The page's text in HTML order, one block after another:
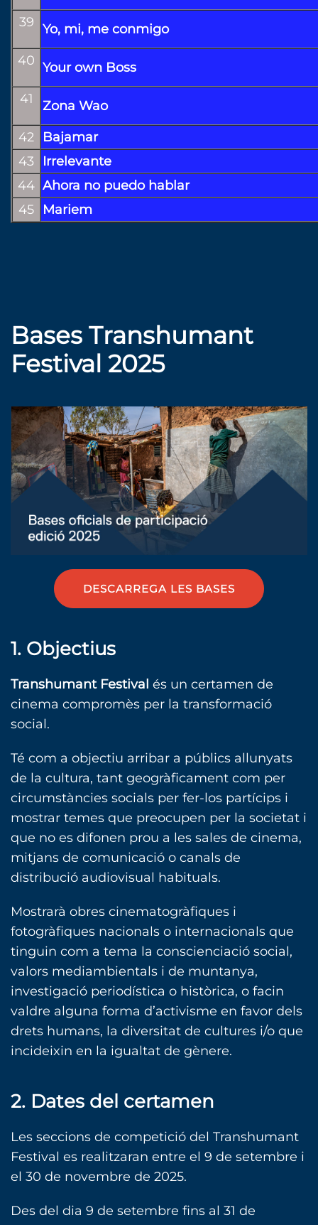
39 Yo, mi, me conmigo
40 Your own Boss
41
Zona Wao
42
Bajamar
43
Irrelevante
44 Ahora no puedo hablar
45
Mariem
Bases Transhumant
Festival 2025
DESCARREGA LES BASES
1. Objectius
Transhumant Festival és un certamen de
cinema compromès per la transformació
social.
Té com a objectiu arribar a públics allunyats
de la cultura, tant geogràficament com per
circumstàncies socials per fer-los partícips i
mostrar temes que preocupen per la societat i
que no es difonen prou a les sales de cinema,
mitjans de comunicació o canals de
distribució audiovisual habituals.
Mostrarà obres cinematogràfiques i
fotogràfiques nacionals o internacionals que
tinguin com a tema la conscienciació social,
valors mediambientals i de muntanya,
investigació periodística o històrica, o facin
valdre alguna forma d’activisme en favor dels
drets humans, la diversitat de cultures i/o que
incideixin en la igualtat de gènere.
2. Dates del certamen
Les seccions de competició del Transhumant
Festival es realitzaran entre el 9 de setembre i
el 30 de novembre de 2025.
Des del dia 9 de setembre fins al 31 de